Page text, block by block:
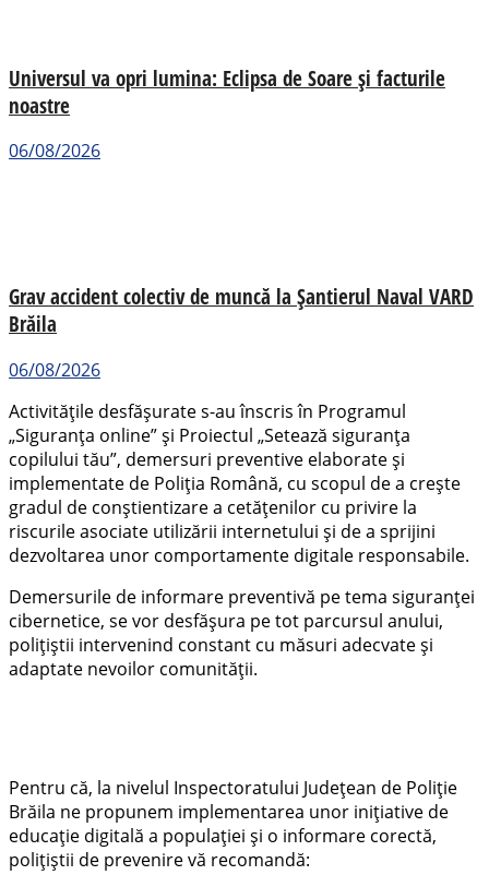
Universul va opri lumina: Eclipsa de Soare și facturile
noastre
06/08/2026
Grav accident colectiv de muncă la Șantierul Naval VARD
Brăila
06/08/2026
Activitățile desfășurate s-au înscris în Programul
„Siguranța online” și Proiectul „Setează siguranța
copilului tău”, demersuri preventive elaborate și
implementate de Poliția Română, cu scopul de a crește
gradul de conștientizare a cetățenilor cu privire la
riscurile asociate utilizării internetului și de a sprijini
dezvoltarea unor comportamente digitale responsabile.
Demersurile de informare preventivă pe tema siguranței
cibernetice, se vor desfășura pe tot parcursul anului,
polițiștii intervenind constant cu măsuri adecvate și
adaptate nevoilor comunității.
Pentru că, la nivelul Inspectoratului Județean de Poliție
Brăila ne propunem implementarea unor inițiative de
educație digitală a populației și o informare corectă,
poliţiştii de prevenire vă recomandă: